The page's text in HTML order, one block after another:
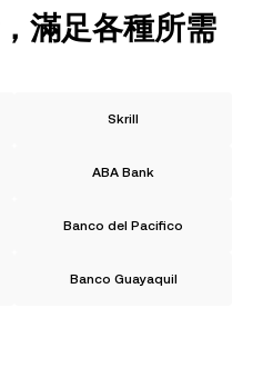
滿足各種所需
Skrill
ABA Bank
Banco del Pacifico
Banco Guayaquil